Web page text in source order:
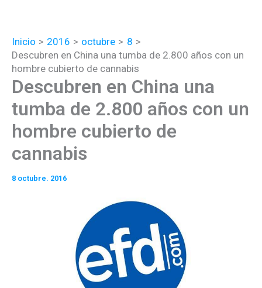
Inicio 2016 octubre
8
Descubren en China una tumba de 2.800 años con un
hombre cubierto de cannabis
Descubren en China una
tumba de 2.800 años con un
hombre cubierto de
cannabis
8 octubre. 2016